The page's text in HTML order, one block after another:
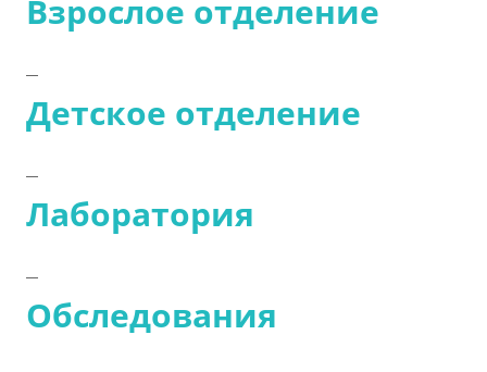
Взрослое отделение
Детское отделение
Лаборатория
Обследования